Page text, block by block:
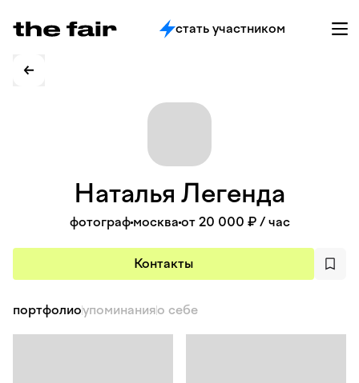
стать участником
Наталья Легенда
фотографмоскваот 20 000 ₽/ час
Контакты
портфолиоупоминанияо себе